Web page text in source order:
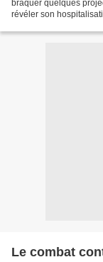
braquer quelques
révéler son
Le combat